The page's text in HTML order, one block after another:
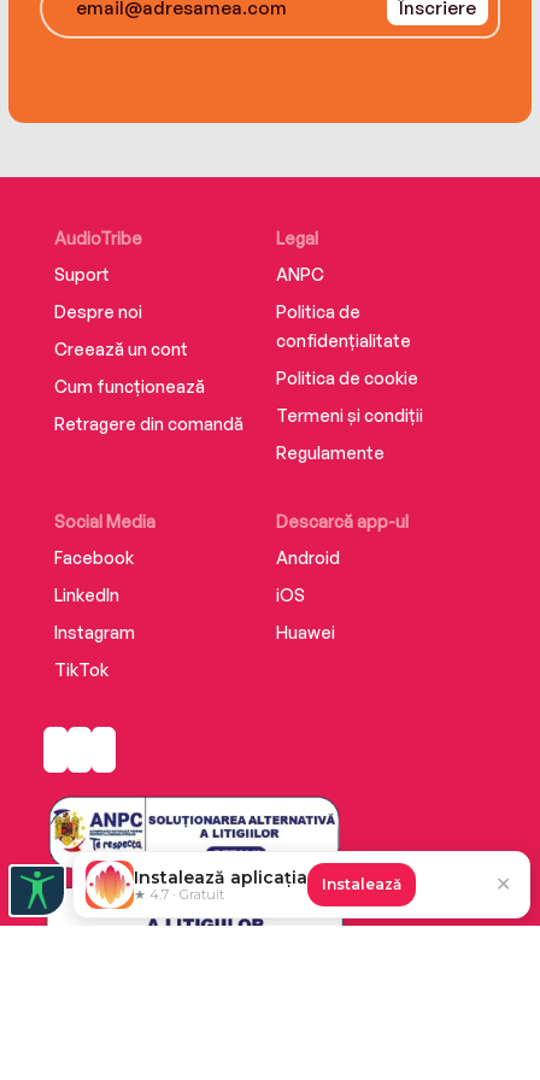
Înscriere
AudioTribe
Suport
Despre noi
Creează un cont
Cum funcționează
Retragere din comandă
Social Media
Facebook
LinkedIn
Instagram
TikTok
Descarcă app-ul
Android
iOS
Huawei
Legal
ANPC
Politica de
confidențialitate
Politica de cookie
Termeni și condiții
Regulamente
Instalează aplicația
★ 4.7 · Gratuit
Instalează ✕